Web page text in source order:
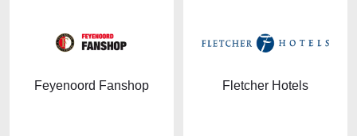
Feyenoord Fanshop Fletcher Hotels